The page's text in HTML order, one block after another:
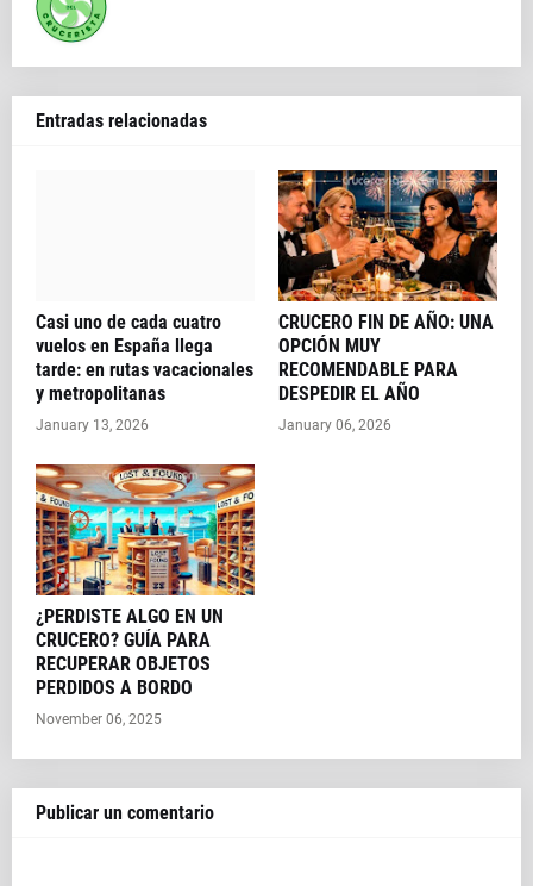
Entradas relacionadas
Casi uno de cada cuatro
vuelos en España llega
tarde: en rutas vacacionales
y metropolitanas
January 13, 2026
CRUCERO FIN DE AÑO: UNA
OPCIÓN MUY
RECOMENDABLE PARA
DESPEDIR EL AÑO
January 06, 2026
¿PERDISTE ALGO EN UN
CRUCERO? GUÍA PARA
RECUPERAR OBJETOS
PERDIDOS A BORDO
November 06, 2025
Publicar un comentario